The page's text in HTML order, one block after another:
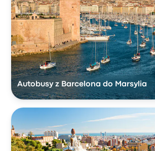
Autobusy z Barcelona do Marsylia